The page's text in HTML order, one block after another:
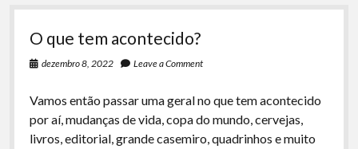
Komos
Boca do Lixo
Rachão na Beira do RIo
Mateus Mantoan
Rafael Almeida
O que tem acontecido?
dezembro 8, 2022 Leave a Comment
Vamos então passar uma geral no que tem acontecido
por aí, mudanças de vida, copa do mundo, cervejas,
livros, editorial, grande casemiro, quadrinhos e muito